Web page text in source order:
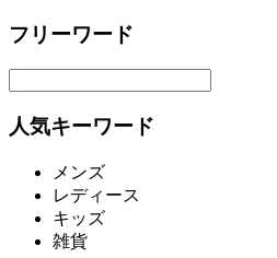
フリーワード
人気キーワード
メンズ
レディース
キッズ
雑貨